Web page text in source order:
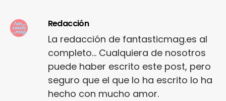
Redacción
La redacción de fantasticmag.es al
completo... Cualquiera de nosotros
puede haber escrito este post, pero
seguro que el que lo ha escrito lo ha
hecho con mucho amor.